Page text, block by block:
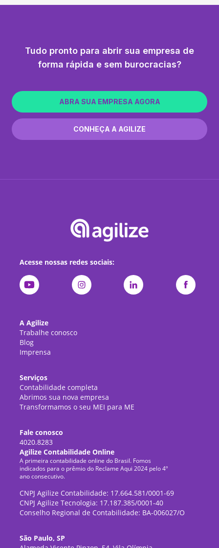
Tudo pronto para abrir sua empresa de
forma rápida e sem burocracias?
ABRA SUA EMPRESA AGORA
CONHEÇA A AGILIZE
Acesse nossas redes sociais:
A Agilize
Trabalhe conosco
Blog
Imprensa
Serviços
Contabilidade completa
Abrimos sua nova empresa
Transformamos o seu MEI para ME
Fale conosco
4020.8283
Agilize Contabilidade Online
A primeira contabilidade online do Brasil. Fomos
indicados para o prêmio do Reclame Aqui 2024 pelo 4º
ano consecutivo.
CNPJ Agilize Contabilidade: 17.664.581/0001-69
CNPJ Agilize Tecnologia: 17.187.385/0001-40
Conselho Regional de Contabilidade: BA-006027/O
São Paulo, SP